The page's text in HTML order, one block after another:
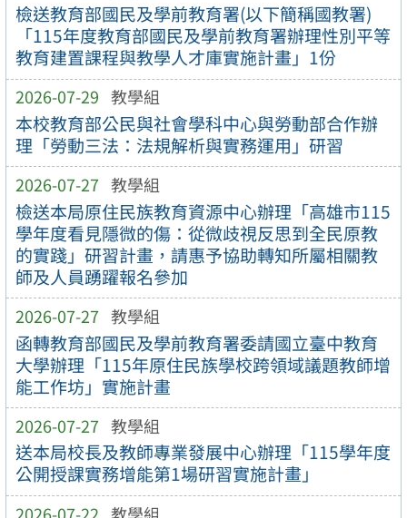
檢送教育部國民及學前教育署(以下簡稱國教署)
「115年度教育部國民及學前教育署辦理性別平等
教育建置課程與教學人才庫實施計畫」1份
2026-07-29 教學組
本校教育部公民與社會學科中心與勞動部合作辦
理「勞動三法：法規解析與實務運用」研習
2026-07-27 教學組
檢送本局原住民族教育資源中心辦理「高雄市115
學年度看見隱微的傷：從微歧視反思到全民原教
的實踐」研習計畫，請惠予協助轉知所屬相關教
師及人員踴躍報名參加
2026-07-27 教學組
函轉教育部國民及學前教育署委請國立臺中教育
大學辦理「115年原住民族學校跨領域議題教師增
能工作坊」實施計畫
2026-07-27 教學組
送本局校長及教師專業發展中心辦理「115學年度
公開授課實務增能第1場研習實施計畫」
2026-07-22 教學組